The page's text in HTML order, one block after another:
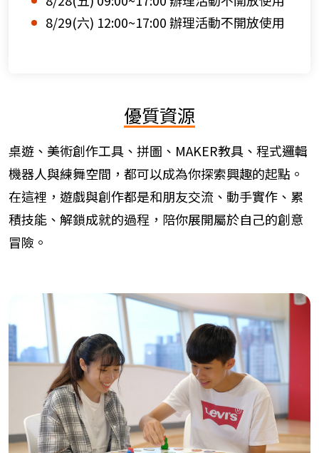
8/29(六) 12:00~17:00 辦理活動不開放使用
優質資源
桌遊、美術創作工具、拼圖、MAKER教具、程式邏輯
機器人與練舞空間，都可以成為你探索興趣的起點。
在這裡，遊戲與創作都是和朋友交流、動手實作、累
積技能、解鎖成就的過程，陪你展開屬於自己的創意
冒險。